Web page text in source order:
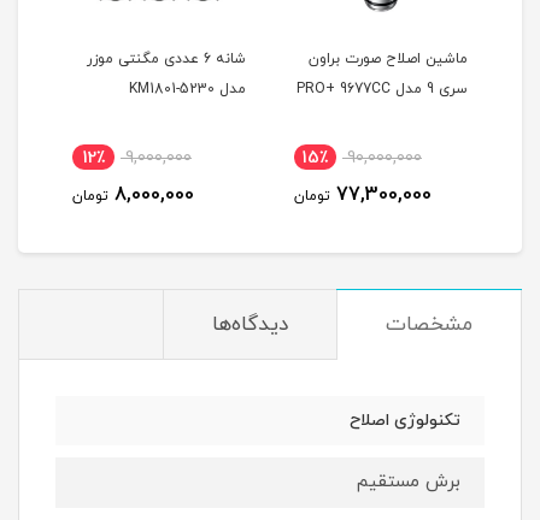
ماشین اصلاح صورت براون
سری 9 مدل PRO+ 9677CC
90,000,000 15٪
77,300,000 تومان
شانه 6 عددی مگنتی موزر
مدل KM1801-5230
9,000,000 12٪
8,000,000 تومان
مشخصات دیدگاه‌ها
تکنولوژی اصلاح
برش مستقیم